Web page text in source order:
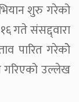
शुरु गरेको
गते संसद्द्वारा
पारित गरेकोे
गरिएको उल्लेख